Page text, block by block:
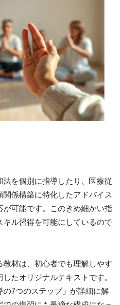
を個別に指導したり、医療従
係構築に特化したアドバイス
が可能です。このきめ細かい指
ル習得を可能にしているので
教材は、初心者でも理解しやす
たオリジナルテキストです。
7つのステップ」が詳細に解